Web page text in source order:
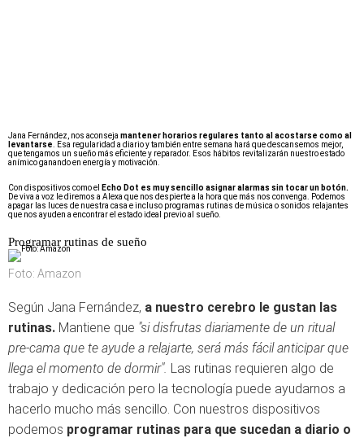
Jana Fernández, nos aconseja mantener horarios regulares tanto al acostarse como al
levantarse . Esa regularidad a diario y también entre semana hará que descansemos mejor,
que tengamos un sueño más eficiente y reparador. Esos hábitos revitalizarán nuestro estado
anímico ganando en energía y motivación.
Con dispositivos como el
Echo Dot es muy sencillo asignar alarmas sin tocar un botón.
De viva a voz le diremos a Alexa que nos despierte a la hora que más nos convenga. Podemos
apagar las luces de nuestra casa e incluso programas rutinas de música o sonidos relajantes
que nos ayuden a encontrar el estado ideal previo al sueño.
Programar rutinas de sueño
Foto: Amazon
Según Jana Fernández, a nuestro cerebro le gustan las
rutinas. Mantiene que "si disfrutas diariamente de un ritual
pre-cama que te ayude a relajarte, será más fácil anticipar que
llega el momento de dormir". Las rutinas requieren algo de
trabajo y dedicación pero la tecnología puede ayudarnos a
hacerlo mucho más sencillo. Con nuestros dispositivos
podemos programar rutinas para que sucedan a diario o